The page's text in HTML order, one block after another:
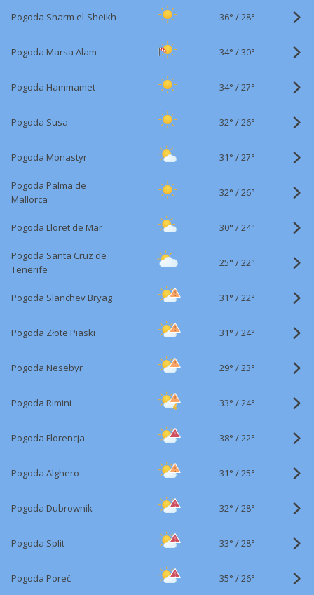
Pogoda Sharm el-Sheikh 36° /28°
Pogoda Marsa Alam 34° /30°
Pogoda Hammamet 34° /27°
Pogoda Susa 32° /26°
Pogoda Monastyr 31° /27°
Pogoda Palma de
Mallorca
32° /26°
Pogoda Lloret de Mar 30° /24°
Pogoda Santa Cruz de
Tenerife
25° /22°
Pogoda Slanchev Bryag 31° /22°
Pogoda Złote Piaski 31° /24°
Pogoda Nesebyr 29° /23°
Pogoda Rimini 33° /24°
Pogoda Florencja 38° /22°
Pogoda Alghero 31° /25°
Pogoda Dubrownik 32° /28°
Pogoda Split 33° /28°
Pogoda Poreč 35° /26°